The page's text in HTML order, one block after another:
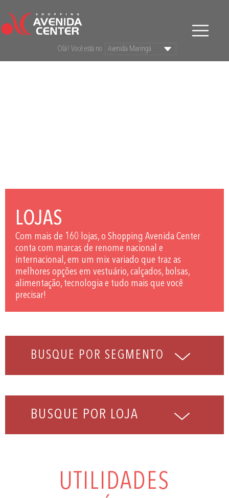
Olá! Você está no
LOJAS
Com mais de 160 lojas, o Shopping Avenida Center
conta com marcas de renome nacional e
internacional, em um mix variado que traz as
melhores opções em vestuário, calçados, bolsas,
alimentação, tecnologia e tudo mais que você
precisar!
BUSQUE POR LOJA
UTILIDADES